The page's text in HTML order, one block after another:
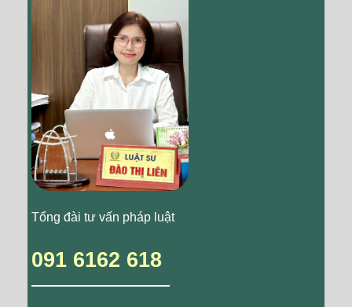
Tổng đài tư vấn pháp luật
091 6162 618